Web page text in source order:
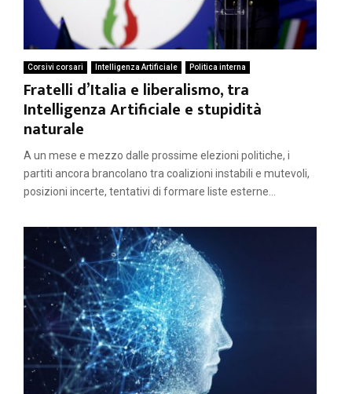
Corsivi corsari Intelligenza Artificiale Politica interna
Fratelli d’Italia e liberalismo, tra
Intelligenza Artificiale e stupidità
naturale
A un mese e mezzo dalle prossime elezioni politiche, i
partiti ancora brancolano tra coalizioni instabili e mutevoli,
posizioni incerte, tentativi di formare liste esterne...